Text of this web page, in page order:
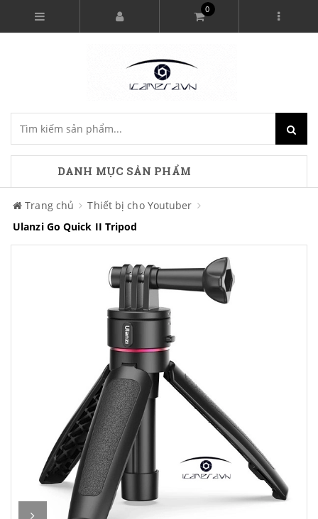
0
DANH MỤC SẢN PHẨM
Trang chủ
Thiết bị cho Youtuber
Ulanzi Go Quick II Tripod